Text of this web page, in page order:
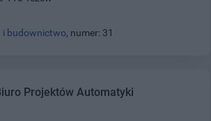
i budownictwo, numer: 31
Projektów Automatyki